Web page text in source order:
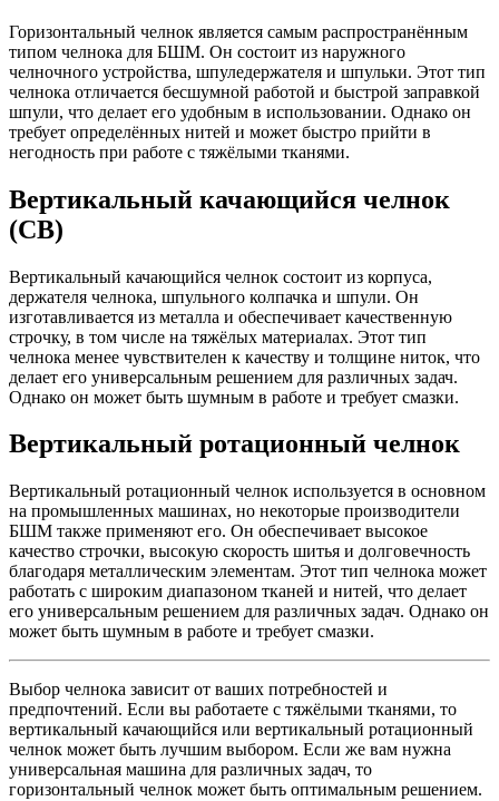
Горизонтальный челнок является самым распространённым
типом челнока для БШМ. Он состоит из наружного
челночного устройства, шпуледержателя и шпульки. Этот тип
челнока отличается бесшумной работой и быстрой заправкой
шпули, что делает его удобным в использовании. Однако он
требует определённых нитей и может быстро прийти в
негодность при работе с тяжёлыми тканями.
Вертикальный качающийся челнок
(CB)
Вертикальный качающийся челнок состоит из корпуса,
держателя челнока, шпульного колпачка и шпули. Он
изготавливается из металла и обеспечивает качественную
строчку, в том числе на тяжёлых материалах. Этот тип
челнока менее чувствителен к качеству и толщине ниток, что
делает его универсальным решением для различных задач.
Однако он может быть шумным в работе и требует смазки.
Вертикальный ротационный челнок
Вертикальный ротационный челнок используется в основном
на промышленных машинах, но некоторые производители
БШМ также применяют его. Он обеспечивает высокое
качество строчки, высокую скорость шитья и долговечность
благодаря металлическим элементам. Этот тип челнока может
работать с широким диапазоном тканей и нитей, что делает
его универсальным решением для различных задач. Однако он
может быть шумным в работе и требует смазки.
Выбор челнока зависит от ваших потребностей и
предпочтений. Если вы работаете с тяжёлыми тканями, то
вертикальный качающийся или вертикальный ротационный
челнок может быть лучшим выбором. Если же вам нужна
универсальная машина для различных задач, то
горизонтальный челнок может быть оптимальным решением.